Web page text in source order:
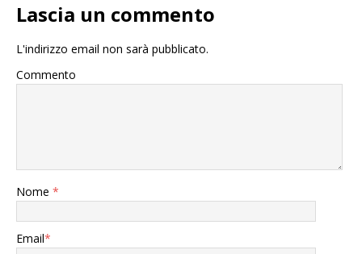
Lascia un commento
L'indirizzo email non sarà pubblicato.
Commento
Nome *
Email*